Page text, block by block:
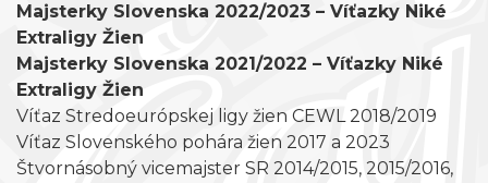
Majsterky Slovenska 2022/2023 – Víťazky Niké
Extraligy Žien
Majsterky Slovenska 2021/2022 – Víťazky Niké
Extraligy Žien
Víťaz Stredoeurópskej ligy žien CEWL 2018/2019
Víťaz Slovenského pohára žien 2017 a 2023
Štvornásobný vicemajster SR 2014/2015, 2015/2016,